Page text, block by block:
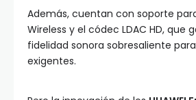
Además, cuentan con soporte
Wireless y el códec LDAC HD, que
fidelidad sonora sobresaliente
exigentes.